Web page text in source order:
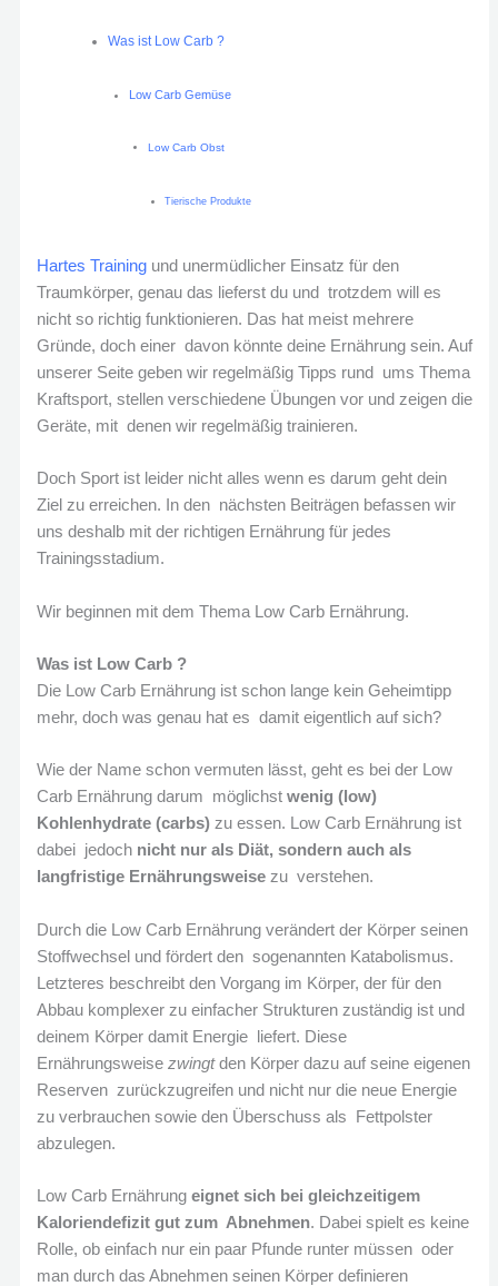
Was ist Low Carb ?
Low Carb Gemüse
Low Carb Obst
Tierische Produkte
Hartes Trainingund unermüdlicher Einsatz für den
Traumkörper, genau das lieferst du und trotzdem will es
nicht so richtig funktionieren. Das hat meist mehrere
Gründe, doch einer davon könnte deine Ernährung sein. Auf
unserer Seite geben wir regelmäßig Tipps rund ums Thema
Kraftsport, stellen verschiedene Übungen vor und zeigen die
Geräte, mit denen wir regelmäßig trainieren.
Doch Sport ist leider nicht alles wenn es darum geht dein
Ziel zu erreichen. In den nächsten Beiträgen befassen wir
uns deshalb mit der richtigen Ernährung für jedes
Trainingsstadium.
Wir beginnen mit dem Thema Low Carb Ernährung.
Was ist Low Carb ?
Die Low Carb Ernährung ist schon lange kein Geheimtipp
mehr, doch was genau hat es damit eigentlich auf sich?
Wie der Name schon vermuten lässt, geht es bei der Low
Carb Ernährung darum möglichst wenig (low)
Kohlenhydrate (carbs) zu essen. Low Carb Ernährung ist
dabei jedoch nicht nur als Diät, sondern auch als
langfristige Ernährungsweise zu verstehen.
Durch die Low Carb Ernährung verändert der Körper seinen
Stoffwechsel und fördert den sogenannten Katabolismus.
Letzteres beschreibt den Vorgang im Körper, der für den
Abbau komplexer zu einfacher Strukturen zuständig ist und
deinem Körper damit Energie liefert. Diese
Ernährungsweise zwingtden Körper dazu auf seine eigenen
Reserven zurückzugreifen und nicht nur die neue Energie
zu verbrauchen sowie den Überschuss als Fettpolster
abzulegen.
Low Carb Ernährung eignet sich bei gleichzeitigem
Kaloriendefizit gut zum Abnehmen. Dabei spielt es keine
Rolle, ob einfach nur ein paar Pfunde runter müssen oder
man durch das Abnehmen seinen Körper definieren